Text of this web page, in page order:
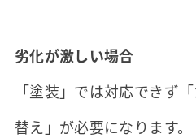
劣化が激しい場合
「塗装」では対応できず
替え」が必要になります。